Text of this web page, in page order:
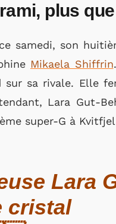
plus
samedi, son
Mikaela Shiffrin
sa rivale. Elle
Lara Gut-
super-G à
Lara
cristal